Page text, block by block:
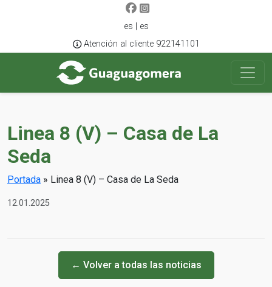
es | es
Atención al cliente 922141101
Linea 8 (V) – Casa de La
Seda
Portada » Linea 8 (V) – Casa de La Seda
12.01.2025
← Volver a todas las noticias